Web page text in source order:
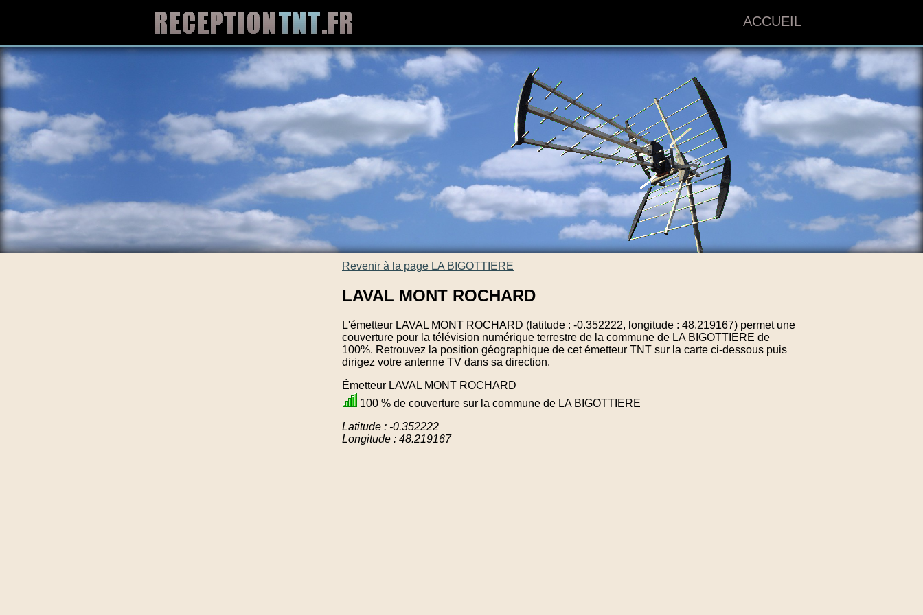
ACCUEIL
Revenir à la page LA BIGOTTIERE
LAVAL MONT ROCHARD
L'émetteur LAVAL MONT ROCHARD (latitude : -0.352222, longitude : 48.219167) permet une
couverture pour la télévision numérique terrestre de la commune de LA BIGOTTIERE de
100%. Retrouvez la position géographique de cet émetteur TNT sur la carte ci-dessous puis
dirigez votre antenne TV dans sa direction.
Émetteur LAVAL MONT ROCHARD
100 % de couverture sur la commune de LA BIGOTTIERE
Latitude : -0.352222
Longitude : 48.219167